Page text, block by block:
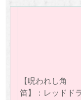
【呪われし角
笛】：レッドド